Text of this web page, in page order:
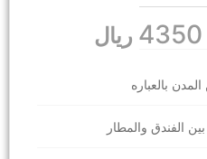
ريال
المدن بالعباره
الفندق والمطار